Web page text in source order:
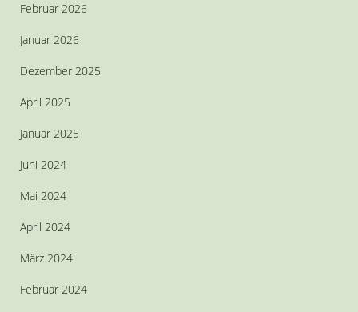
Februar 2026
Januar 2026
Dezember 2025
April 2025
Januar 2025
Juni 2024
Mai 2024
April 2024
März 2024
Februar 2024